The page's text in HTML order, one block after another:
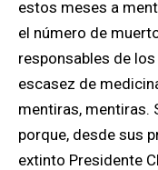
estos meses a
el número de
responsables de
escasez de
mentiras, mentiras.
porque, desde sus
extinto Presidente